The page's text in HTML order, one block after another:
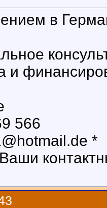
в
и
566
*